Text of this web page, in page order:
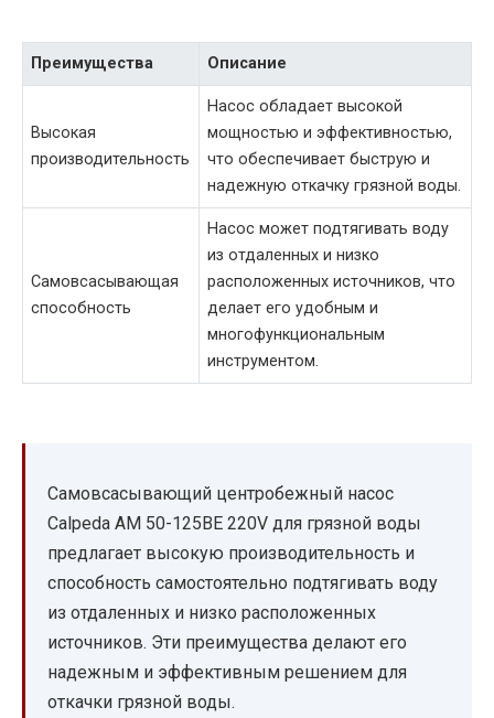
Преимущества Описание
Высокая
производительность
Насос обладает высокой
мощностью и эффективностью,
что обеспечивает быструю и
надежную откачку грязной воды.
Самовсасывающая
способность
Насос может подтягивать воду
из отдаленных и низко
расположенных источников, что
делает его удобным и
многофункциональным
инструментом.
Самовсасывающий центробежный насос
Calpeda AM 50-125BE 220V для грязной воды
предлагает высокую производительность и
способность самостоятельно подтягивать воду
из отдаленных и низко расположенных
источников. Эти преимущества делают его
надежным и эффективным решением для
откачки грязной воды.